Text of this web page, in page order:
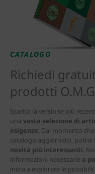
CATALOGO
Richiedi
prodotti
Scarica la versione più
una vasta selezione di
esigenze. Dal momento
catalogo aggiornato, potrai
novità più interessanti.
informazioni necessarie a
inizia a esplorare le